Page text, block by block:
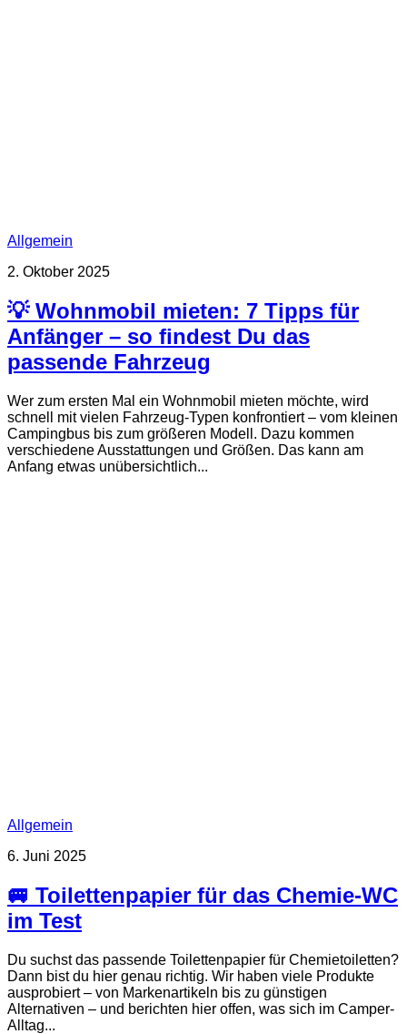
Allgemein
2. Oktober 2025
💡 Wohnmobil mieten: 7 Tipps für
Anfänger – so findest Du das
passende Fahrzeug
Wer zum ersten Mal ein Wohnmobil mieten möchte, wird
schnell mit vielen Fahrzeug-Typen konfrontiert – vom kleinen
Campingbus bis zum größeren Modell. Dazu kommen
verschiedene Ausstattungen und Größen. Das kann am
Anfang etwas unübersichtlich...
Allgemein
6. Juni 2025
🚐 Toilettenpapier für das Chemie-WC
im Test
Du suchst das passende Toilettenpapier für Chemietoiletten?
Dann bist du hier genau richtig. Wir haben viele Produkte
ausprobiert – von Markenartikeln bis zu günstigen
Alternativen – und berichten hier offen, was sich im Camper-
Alltag...